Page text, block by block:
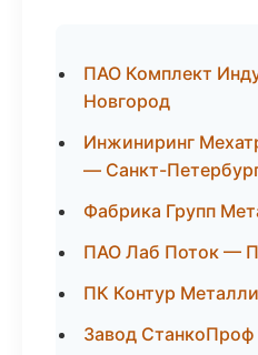
ПАО Комплект
Новгород
Инжиниринг
— Санкт-
Фабрика Групп
ПАО Лаб Поток —
ПК Контур
Завод